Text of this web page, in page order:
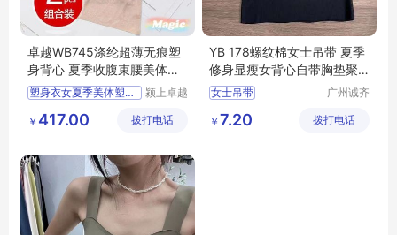
卓越WB745涤纶超薄无痕塑
身背心 夏季收腹束腰美体塑
形女款
塑身衣女夏季美体塑形束身
颍上卓越
有限公司
￥ 417.00 拨打电话
YB 178螺纹棉女士吊带 夏季
修身显瘦女背心自带胸垫聚
拢美背 尾货
女士吊带
广州诚齐
公司
￥ 7.20 拨打电话